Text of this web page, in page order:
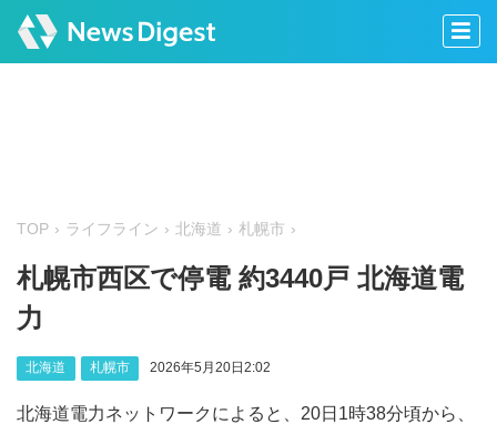
TOP ライフライン 北海道 札幌市
札幌市西区で停電 約3440戸 北海道電
力
北海道 札幌市 2026年5月20日2:02
北海道電力ネットワークによると、20日1時38分頃から、